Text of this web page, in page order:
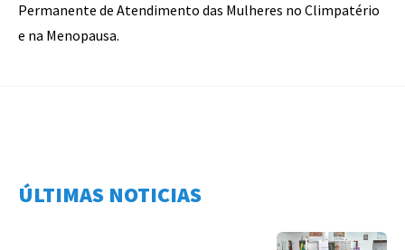
Permanente de Atendimento das Mulheres no Climpatério
e na Menopausa.
ÚLTIMAS NOTICIAS